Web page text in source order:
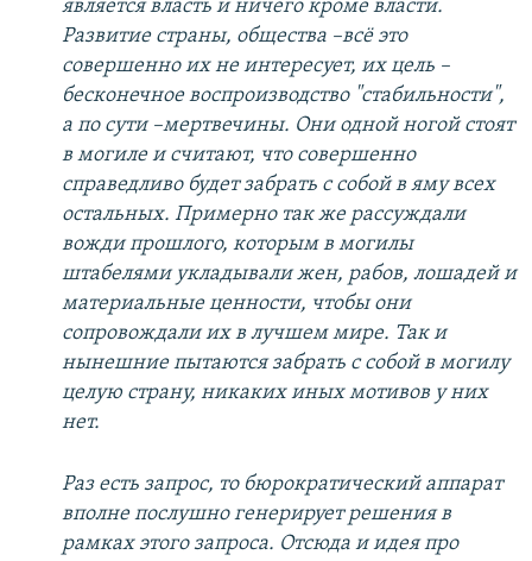
является власть и ничего кроме власти.
Развитие страны, общества –всё это
совершенно их не интересует, их цель –
бесконечное воспроизводство "стабильности",
а по сути –мертвечины. Они одной ногой стоят
в могиле и считают, что совершенно
справедливо будет забрать с собой в яму всех
остальных. Примерно так же рассуждали
вожди прошлого, которым в могилы
штабелями укладывали жен, рабов, лошадей и
материальные ценности, чтобы они
сопровождали их в лучшем мире. Так и
нынешние пытаются забрать с собой в могилу
целую страну, никаких иных мотивов у них
нет.
Раз есть запрос, то бюрократический аппарат
вполне послушно генерирует решения в
рамках этого запроса. Отсюда и идея про